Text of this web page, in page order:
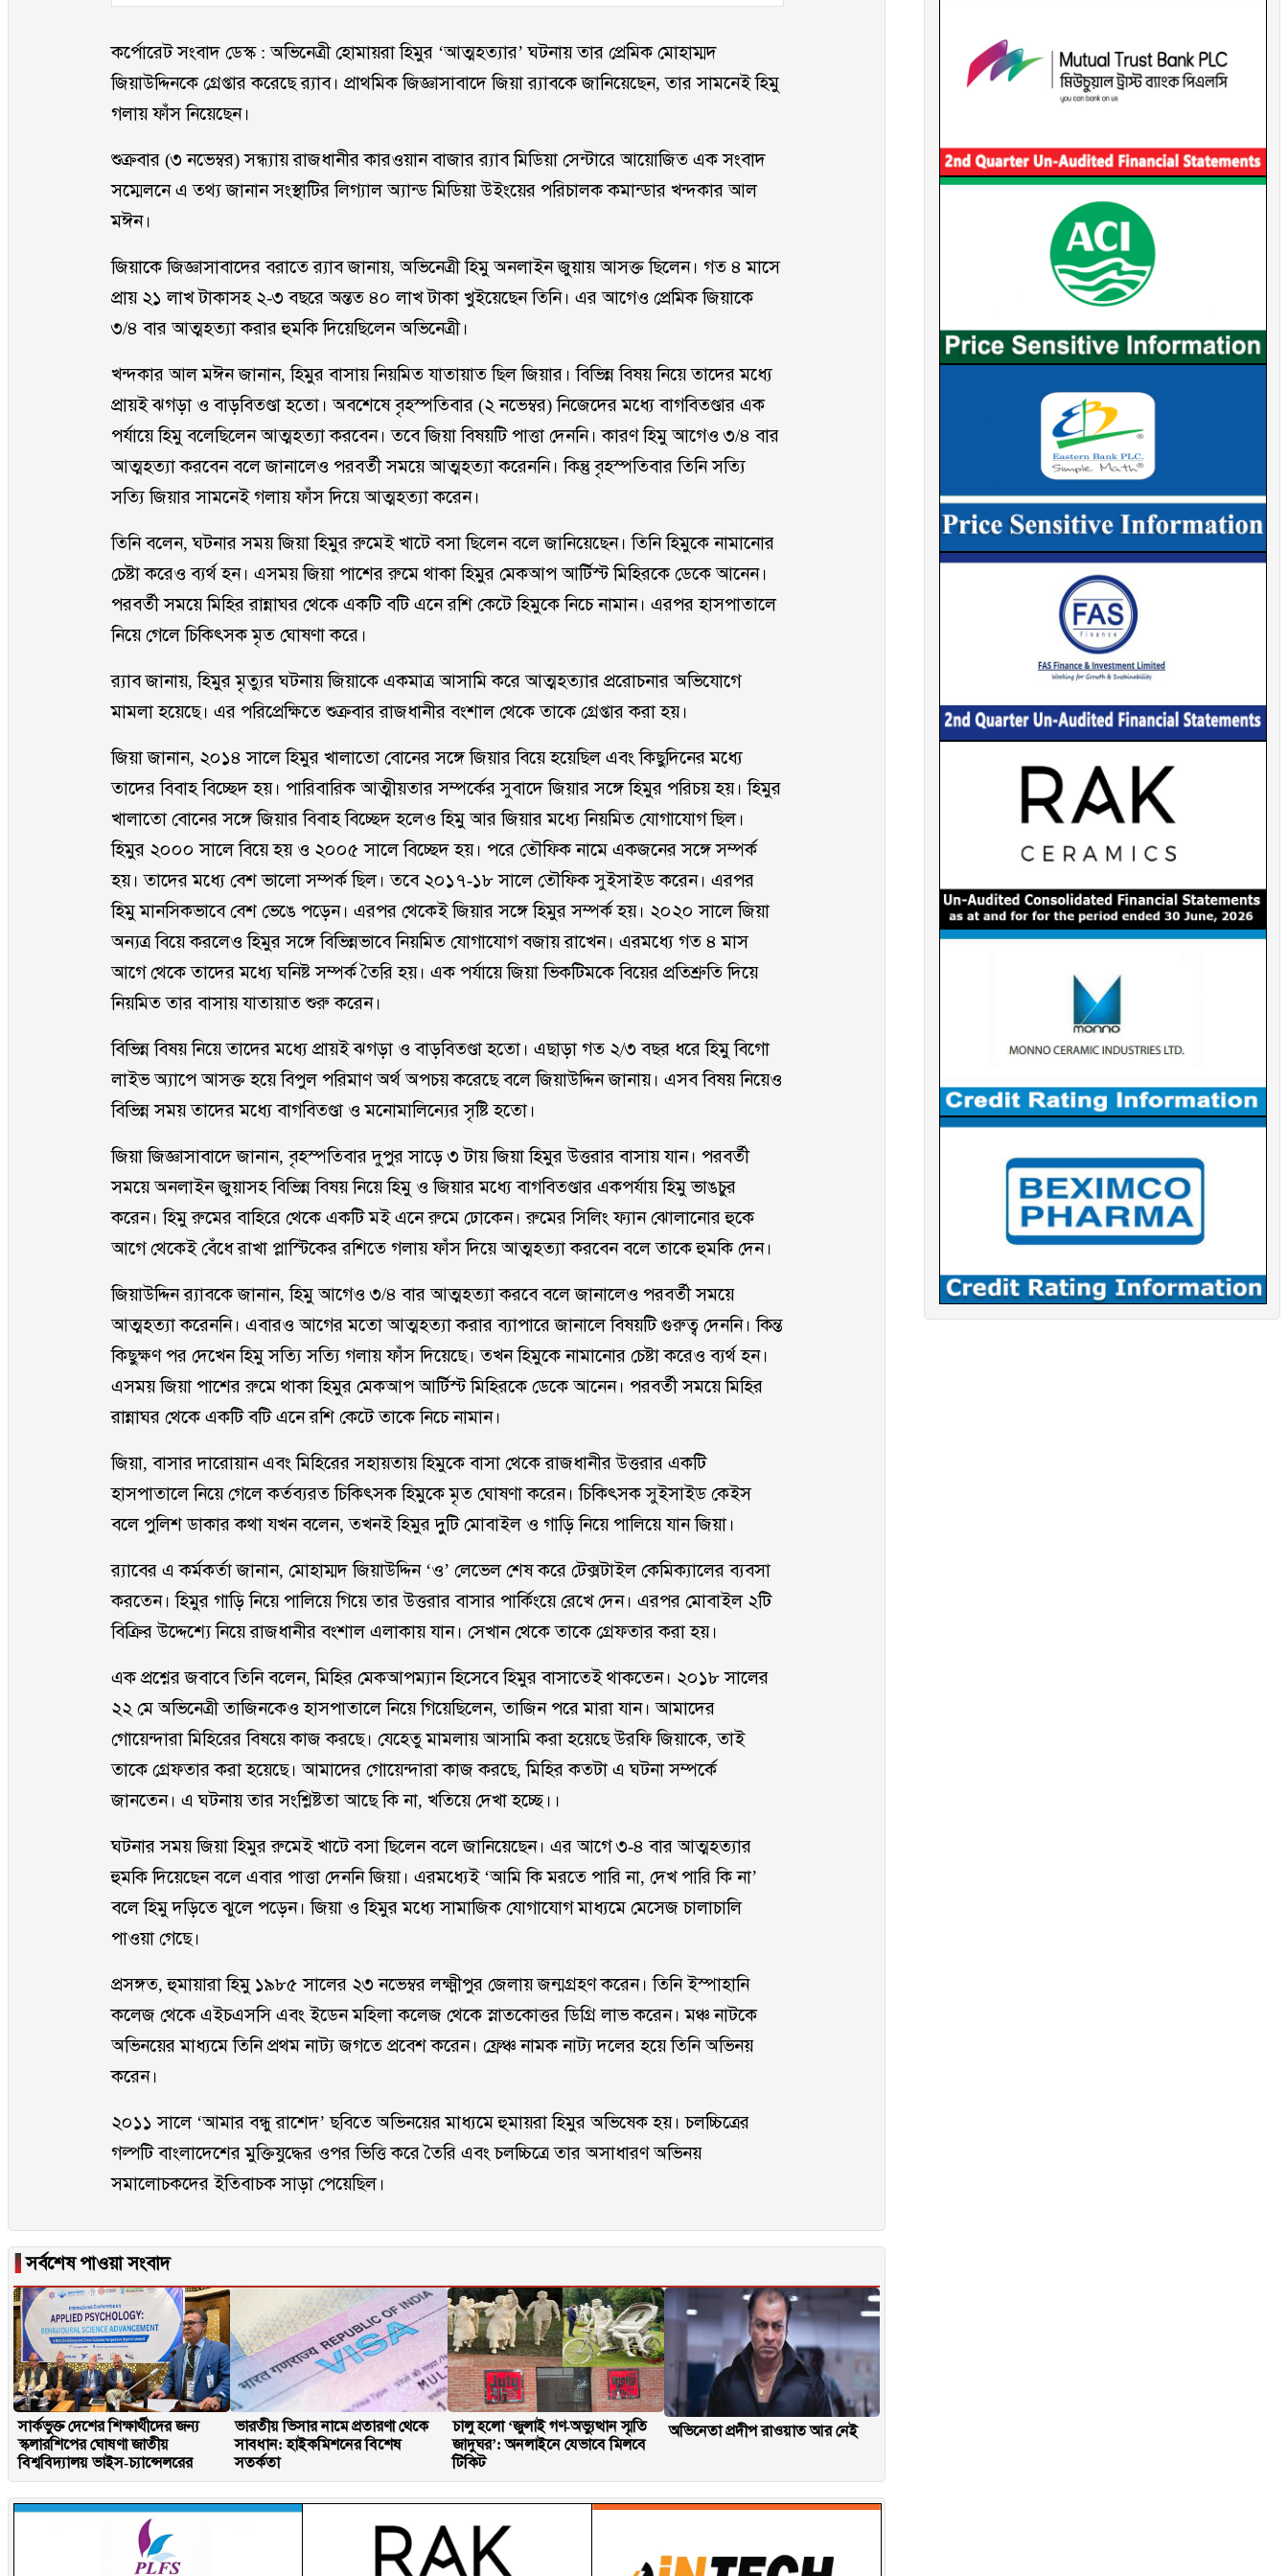
কর্পোরেট সংবাদ ডেস্ক : অভিনেত্রী হোমায়রা হিমুর ‘আত্মহত্যার’ ঘটনায় তার প্রেমিক মোহাম্মদ
জিয়াউদ্দিনকে গ্রেপ্তার করেছে র‌্যাব। প্রাথমিক জিজ্ঞাসাবাদে জিয়া র‌্যাবকে জানিয়েছেন, তার সামনেই হিমু
গলায় ফাঁস নিয়েছেন।
শুক্রবার (৩ নভেম্বর) সন্ধ্যায় রাজধানীর কারওয়ান বাজার র‌্যাব মিডিয়া সেন্টারে আয়োজিত এক সংবাদ
সম্মেলনে এ তথ্য জানান সংস্থাটির লিগ্যাল অ্যান্ড মিডিয়া উইংয়ের পরিচালক কমান্ডার খন্দকার আল
মঈন।
জিয়াকে জিজ্ঞাসাবাদের বরাতে র‌্যাব জানায়, অভিনেত্রী হিমু অনলাইন জুয়ায় আসক্ত ছিলেন। গত ৪ মাসে
প্রায় ২১ লাখ টাকাসহ ২-৩ বছরে অন্তত ৪০ লাখ টাকা খুইয়েছেন তিনি। এর আগেও প্রেমিক জিয়াকে
৩/৪ বার আত্মহত্যা করার হুমকি দিয়েছিলেন অভিনেত্রী।
খন্দকার আল মঈন জানান, হিমুর বাসায় নিয়মিত যাতায়াত ছিল জিয়ার। বিভিন্ন বিষয় নিয়ে তাদের মধ্যে
প্রায়ই ঝগড়া ও বাড়বিতণ্ডা হতো। অবশেষে বৃহস্পতিবার (২ নভেম্বর) নিজেদের মধ্যে বাগবিতণ্ডার এক
পর্যায়ে হিমু বলেছিলেন আত্মহত্যা করবেন। তবে জিয়া বিষয়টি পাত্তা দেননি। কারণ হিমু আগেও ৩/৪ বার
আত্মহত্যা করবেন বলে জানালেও পরবর্তী সময়ে আত্মহত্যা করেননি। কিন্তু বৃহস্পতিবার তিনি সত্যি
সত্যি জিয়ার সামনেই গলায় ফাঁস দিয়ে আত্মহত্যা করেন।
তিনি বলেন, ঘটনার সময় জিয়া হিমুর রুমেই খাটে বসা ছিলেন বলে জানিয়েছেন। তিনি হিমুকে নামানোর
চেষ্টা করেও ব্যর্থ হন। এসময় জিয়া পাশের রুমে থাকা হিমুর মেকআপ আর্টিস্ট মিহিরকে ডেকে আনেন।
পরবর্তী সময়ে মিহির রান্নাঘর থেকে একটি বটি এনে রশি কেটে হিমুকে নিচে নামান। এরপর হাসপাতালে
নিয়ে গেলে চিকিৎসক মৃত ঘোষণা করে।
র‌্যাব জানায়, হিমুর মৃত্যুর ঘটনায় জিয়াকে একমাত্র আসামি করে আত্মহত্যার প্ররোচনার অভিযোগে
মামলা হয়েছে। এর পরিপ্রেক্ষিতে শুক্রবার রাজধানীর বংশাল থেকে তাকে গ্রেপ্তার করা হয়।
জিয়া জানান, ২০১৪ সালে হিমুর খালাতো বোনের সঙ্গে জিয়ার বিয়ে হয়েছিল এবং কিছুদিনের মধ্যে
তাদের বিবাহ বিচ্ছেদ হয়। পারিবারিক আত্মীয়তার সম্পর্কের সুবাদে জিয়ার সঙ্গে হিমুর পরিচয় হয়। হিমুর
খালাতো বোনের সঙ্গে জিয়ার বিবাহ বিচ্ছেদ হলেও হিমু আর জিয়ার মধ্যে নিয়মিত যোগাযোগ ছিল।
হিমুর ২০০০ সালে বিয়ে হয় ও ২০০৫ সালে বিচ্ছেদ হয়। পরে তৌফিক নামে একজনের সঙ্গে সম্পর্ক
হয়। তাদের মধ্যে বেশ ভালো সম্পর্ক ছিল। তবে ২০১৭-১৮ সালে তৌফিক সুইসাইড করেন। এরপর
হিমু মানসিকভাবে বেশ ভেঙে পড়েন। এরপর থেকেই জিয়ার সঙ্গে হিমুর সম্পর্ক হয়। ২০২০ সালে জিয়া
অন্যত্র বিয়ে করলেও হিমুর সঙ্গে বিভিন্নভাবে নিয়মিত যোগাযোগ বজায় রাখেন। এরমধ্যে গত ৪ মাস
আগে থেকে তাদের মধ্যে ঘনিষ্ট সম্পর্ক তৈরি হয়। এক পর্যায়ে জিয়া ভিকটিমকে বিয়ের প্রতিশ্রুতি দিয়ে
নিয়মিত তার বাসায় যাতায়াত শুরু করেন।
বিভিন্ন বিষয় নিয়ে তাদের মধ্যে প্রায়ই ঝগড়া ও বাড়বিতণ্ডা হতো। এছাড়া গত ২/৩ বছর ধরে হিমু বিগো
লাইভ অ্যাপে আসক্ত হয়ে বিপুল পরিমাণ অর্থ অপচয় করেছে বলে জিয়াউদ্দিন জানায়। এসব বিষয় নিয়েও
বিভিন্ন সময় তাদের মধ্যে বাগবিতণ্ডা ও মনোমালিন্যের সৃষ্টি হতো।
জিয়া জিজ্ঞাসাবাদে জানান, বৃহস্পতিবার দুপুর সাড়ে ৩ টায় জিয়া হিমুর উত্তরার বাসায় যান। পরবর্তী
সময়ে অনলাইন জুয়াসহ বিভিন্ন বিষয় নিয়ে হিমু ও জিয়ার মধ্যে বাগবিতণ্ডার একপর্যায় হিমু ভাঙচুর
করেন। হিমু রুমের বাহিরে থেকে একটি মই এনে রুমে ঢোকেন। রুমের সিলিং ফ্যান ঝোলানোর হুকে
আগে থেকেই বেঁধে রাখা প্লাস্টিকের রশিতে গলায় ফাঁস দিয়ে আত্মহত্যা করবেন বলে তাকে হুমকি দেন।
জিয়াউদ্দিন র‌্যাবকে জানান, হিমু আগেও ৩/৪ বার আত্মহত্যা করবে বলে জানালেও পরবর্তী সময়ে
আত্মহত্যা করেননি। এবারও আগের মতো আত্মহত্যা করার ব্যাপারে জানালে বিষয়টি গুরুত্ব দেননি। কিন্ত
কিছুক্ষণ পর দেখেন হিমু সত্যি সত্যি গলায় ফাঁস দিয়েছে। তখন হিমুকে নামানোর চেষ্টা করেও ব্যর্থ হন।
এসময় জিয়া পাশের রুমে থাকা হিমুর মেকআপ আর্টিস্ট মিহিরকে ডেকে আনেন। পরবর্তী সময়ে মিহির
রান্নাঘর থেকে একটি বটি এনে রশি কেটে তাকে নিচে নামান।
জিয়া, বাসার দারোয়ান এবং মিহিরের সহায়তায় হিমুকে বাসা থেকে রাজধানীর উত্তরার একটি
হাসপাতালে নিয়ে গেলে কর্তব্যরত চিকিৎসক হিমুকে মৃত ঘোষণা করেন। চিকিৎসক সুইসাইড কেইস
বলে পুলিশ ডাকার কথা যখন বলেন, তখনই হিমুর দুুটি মোবাইল ও গাড়ি নিয়ে পালিয়ে যান জিয়া।
র‌্যাবের এ কর্মকর্তা জানান, মোহাম্মদ জিয়াউদ্দিন ‘ও’ লেভেল শেষ করে টেক্সটাইল কেমিক্যালের ব্যবসা
করতেন। হিমুর গাড়ি নিয়ে পালিয়ে গিয়ে তার উত্তরার বাসার পার্কিংয়ে রেখে দেন। এরপর মোবাইল ২টি
বিক্রির উদ্দেশ্যে নিয়ে রাজধানীর বংশাল এলাকায় যান। সেখান থেকে তাকে গ্রেফতার করা হয়।
এক প্রশ্নের জবাবে তিনি বলেন, মিহির মেকআপম্যান হিসেবে হিমুর বাসাতেই থাকতেন। ২০১৮ সালের
২২ মে অভিনেত্রী তাজিনকেও হাসপাতালে নিয়ে গিয়েছিলেন, তাজিন পরে মারা যান। আমাদের
গোয়েন্দারা মিহিরের বিষয়ে কাজ করছে। যেহেতু মামলায় আসামি করা হয়েছে উরফি জিয়াকে, তাই
তাকে গ্রেফতার করা হয়েছে। আমাদের গোয়েন্দারা কাজ করছে, মিহির কতটা এ ঘটনা সম্পর্কে
জানতেন। এ ঘটনায় তার সংশ্লিষ্টতা আছে কি না, খতিয়ে দেখা হচ্ছে।।
ঘটনার সময় জিয়া হিমুর রুমেই খাটে বসা ছিলেন বলে জানিয়েছেন। এর আগে ৩-৪ বার আত্মহত্যার
হুমকি দিয়েছেন বলে এবার পাত্তা দেননি জিয়া। এরমধ্যেই ‘আমি কি মরতে পারি না, দেখ পারি কি না’
বলে হিমু দড়িতে ঝুলে পড়েন। জিয়া ও হিমুর মধ্যে সামাজিক যোগাযোগ মাধ্যমে মেসেজ চালাচালি
পাওয়া গেছে।
প্রসঙ্গত, হুমায়ারা হিমু ১৯৮৫ সালের ২৩ নভেম্বর লক্ষ্মীপুর জেলায় জন্মগ্রহণ করেন। তিনি ইস্পাহানি
কলেজ থেকে এইচএসসি এবং ইডেন মহিলা কলেজ থেকে স্নাতকোত্তর ডিগ্রি লাভ করেন। মঞ্চ নাটকে
অভিনয়ের মাধ্যমে তিনি প্রথম নাট্য জগতে প্রবেশ করেন। ফ্রেঞ্চ নামক নাট্য দলের হয়ে তিনি অভিনয়
করেন।
২০১১ সালে ‘আমার বন্ধু রাশেদ’ ছবিতে অভিনয়ের মাধ্যমে হুমায়রা হিমুর অভিষেক হয়। চলচ্চিত্রের
গল্পটি বাংলাদেশের মুক্তিযুদ্ধের ওপর ভিত্তি করে তৈরি এবং চলচ্চিত্রে তার অসাধারণ অভিনয়
সমালোচকদের ইতিবাচক সাড়া পেয়েছিল।
▐সর্বশেষ পাওয়া সংবাদ
সার্কভুক্ত দেশের শিক্ষার্থীদের জন্য
স্কলারশিপের ঘোষণা জাতীয়
বিশ্ববিদ্যালয় ভাইস-চ্যান্সেলরের
ভারতীয় ভিসার নামে প্রতারণা থেকে
সাবধান: হাইকমিশনের বিশেষ
সতর্কতা
চালু হলো ‘জুলাই গণ-অভ্যুত্থান স্মৃতি
জাদুঘর’: অনলাইনে যেভাবে মিলবে
টিকিট
অভিনেতা প্রদীপ রাওয়াত আর নেই